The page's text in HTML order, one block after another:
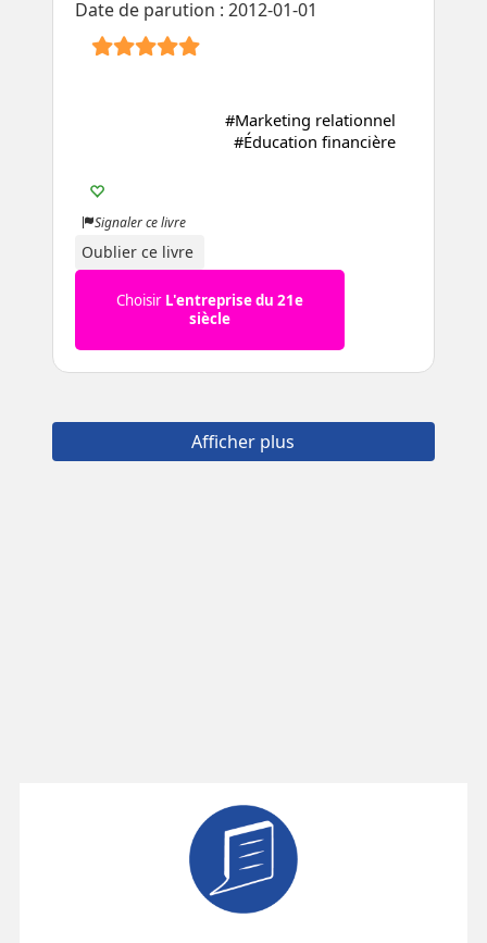
Date de parution : 2012-01-01
#Marketing relationnel
#Éducation financière
Signaler ce livre
Oublier ce livre
Choisir L'entreprise du 21e
siècle
Afficher plus